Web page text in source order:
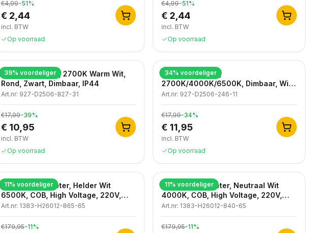
€4,99-51%
€ 2,44
incl. BTW
Op voorraad
€4,99-51%
€ 2,44
incl. BTW
Op voorraad
39% voordeliger
LED Inbouwspot, 2700K Warm Wit,
Rond, Zwart, Dimbaar, IP44
Art.nr: 927-D2506-827-31
€17,99-39%
€ 10,95
incl. BTW
Op voorraad
34% voordeliger
LED Inbouwspot,
2700K/4000K/6500K, Dimbaar, Wit,
IP44
Art.nr: 927-D2506-246-11
€17,99-34%
€ 11,95
incl. BTW
Op voorraad
11% voordeliger
LED strip, 50 meter, Helder Wit
6500K, COB, High Voltage, 220V,
IP65
Art.nr: 1383-H26012-865-65
€179,95-11%
11% voordeliger
LED strip, 50 meter, Neutraal Wit
4000K, COB, High Voltage, 220V,
IP65
Art.nr: 1383-H26012-840-65
€179,95-11%